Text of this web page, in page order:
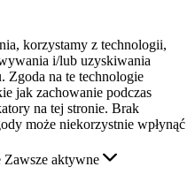
korzystamy z technologii,
i/lub uzyskiwania
Zgoda na te technologie
jak zachowanie podczas
na tej stronie. Brak
może niekorzystnie wpłynąć
Zawsze aktywne